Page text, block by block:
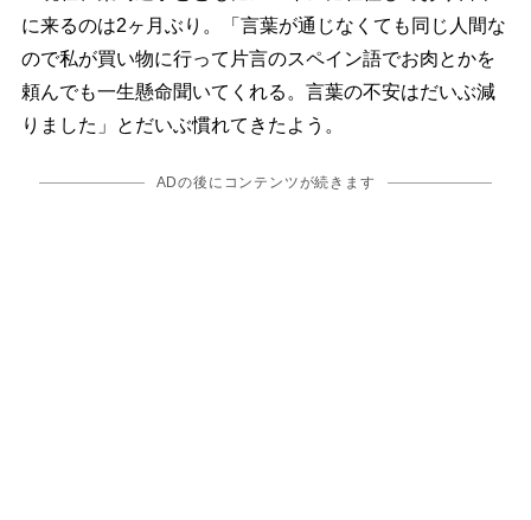
に来るのは2ヶ月ぶり。「言葉が通じなくても同じ人間な
ので私が買い物に行って片言のスペイン語でお肉とかを
頼んでも一生懸命聞いてくれる。言葉の不安はだいぶ減
りました」とだいぶ慣れてきたよう。
ADの後にコンテンツが続きます